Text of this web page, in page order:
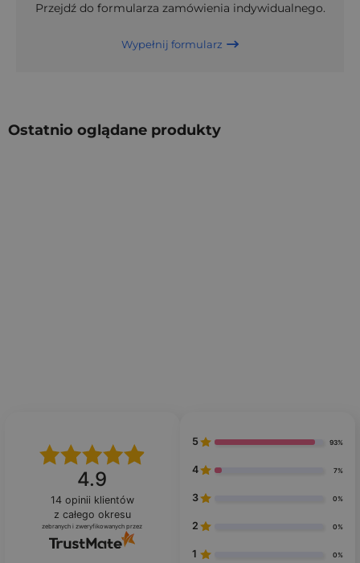
Przejdź do formularza zamówienia indywidualnego.
Wypełnij formularz
Ostatnio oglądane produkty
4.9
14opinii klientów
z całego okresu
zebranych i zweryfikowanych przez
5 93%
4 7%
3 0%
2 0%
1 0%